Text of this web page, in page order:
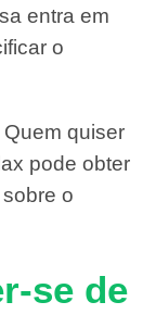
entra em
o
quiser
pode obter
o
se de